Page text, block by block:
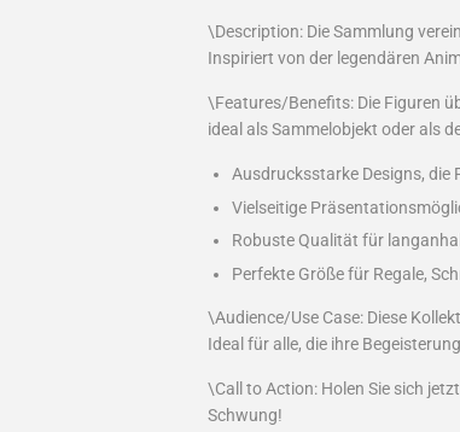
\Description: Die Sammlung
Inspiriert von der legendären
\Features/Benefits: Die Figuren
ideal als Sammelobjekt oder als
Ausdrucksstarke Designs, die
Vielseitige
Robuste Qualität für
Perfekte Größe für Regale,
\Audience/Use Case: Diese
Ideal für alle, die ihre
\Call to Action: Holen Sie sich
Schwung!